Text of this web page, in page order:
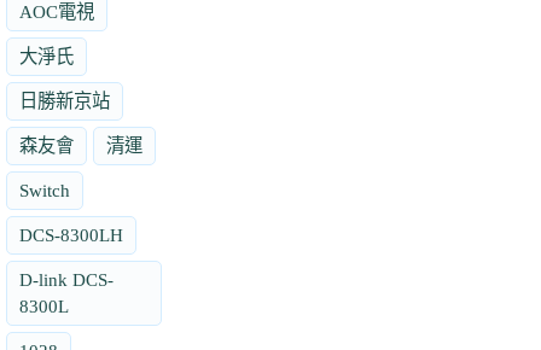
AOC電視
大淨氏
日勝新京站
森友會 清運
Switch
DCS-8300LH
D-link DCS-
8300L